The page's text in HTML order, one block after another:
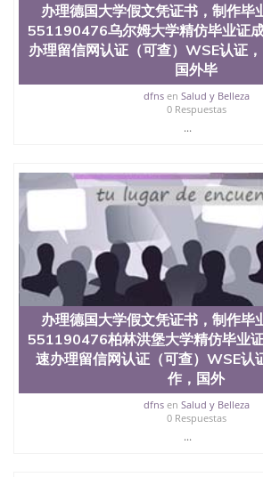
办理德国大学假文凭证书，制作毕
551190476乌尔姆大学精仿毕业证
办理留信网认证（可查）WSE认证
国外毕
dfnsen Salud y Belleza
0 Respuestas
...
办理德国大学假文凭证书，制作毕
551190476柏林洪堡大学精仿毕业
速办理留信网认证（可查）WSE认
作，国外
dfnsen Salud y Belleza
0 Respuestas
...